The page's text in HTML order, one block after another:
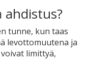
tunne, kun taas
levottomuutena ja
limittyä,